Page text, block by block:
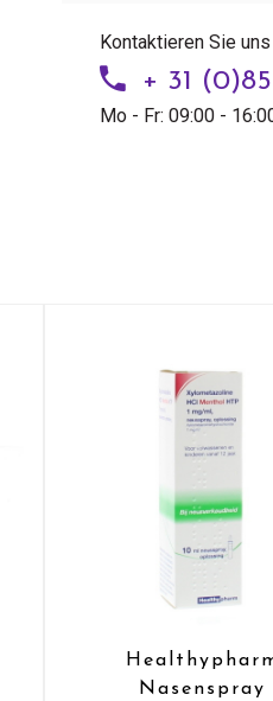
Kontaktieren Sie uns
+ 31
Mo - Fr: 09:00 -
Nasenspray